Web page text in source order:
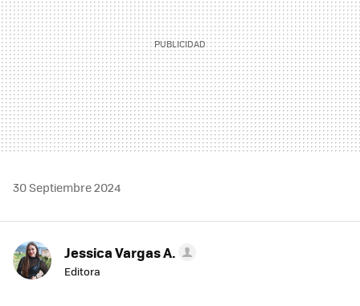
30 Septiembre 2024
Jessica Vargas A.
Editora